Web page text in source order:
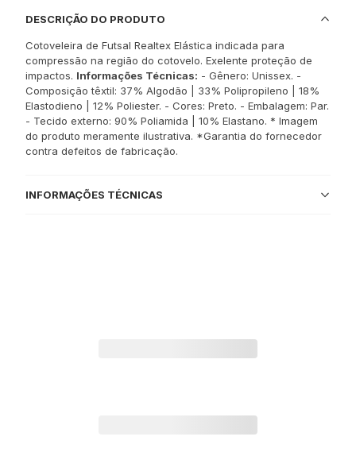
DESCRIÇÃO DO PRODUTO
Cotoveleira de Futsal Realtex Elástica indicada para
compressão na região do cotovelo. Exelente proteção de
impactos. Informações Técnicas: - Gênero: Unissex. -
Composição têxtil: 37% Algodão | 33% Polipropileno | 18%
Elastodieno | 12% Poliester. - Cores: Preto. - Embalagem: Par.
- Tecido externo: 90% Poliamida | 10% Elastano. * Imagem
do produto meramente ilustrativa. *Garantia do fornecedor
contra defeitos de fabricação.
INFORMAÇÕES TÉCNICAS